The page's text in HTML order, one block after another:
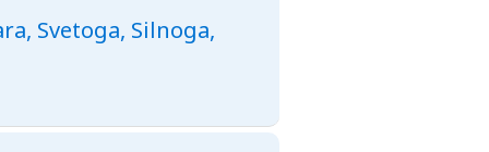
Svetoga, Silnoga,